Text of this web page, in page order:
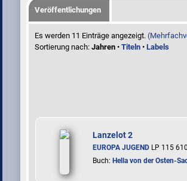
Veröffentlichungen
Es werden 11 Einträge angezeigt.
Sortierung nach: Jahren • Titeln • Labels
Lanzelot 2
EUROPA JUGEND LP 115
Buch: Hella von der Osten-